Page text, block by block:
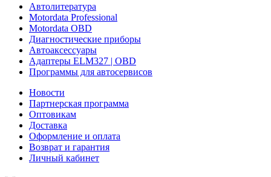
Автолитература
Motordata Professional
Motordata OBD
Диагностические приборы
Автоаксессуары
Адаптеры ELM327 | OBD
Программы для автосервисов
Новости
Партнерская программа
Оптовикам
Доставка
Оформление и оплата
Возврат и гарантия
Личный кабинет